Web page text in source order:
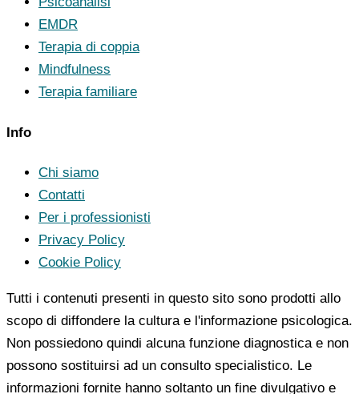
EMDR
Terapia di coppia
Mindfulness
Terapia familiare
Info
Chi siamo
Contatti
Per i professionisti
Privacy Policy
Cookie Policy
Tutti i contenuti presenti in questo sito sono prodotti allo
scopo di diffondere la cultura e l'informazione psicologica.
Non possiedono quindi alcuna funzione diagnostica e non
possono sostituirsi ad un consulto specialistico. Le
informazioni fornite hanno soltanto un fine divulgativo e